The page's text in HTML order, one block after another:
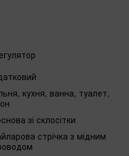
кухня, ванна, туалет,
зі склосітки
стрічка з мідним